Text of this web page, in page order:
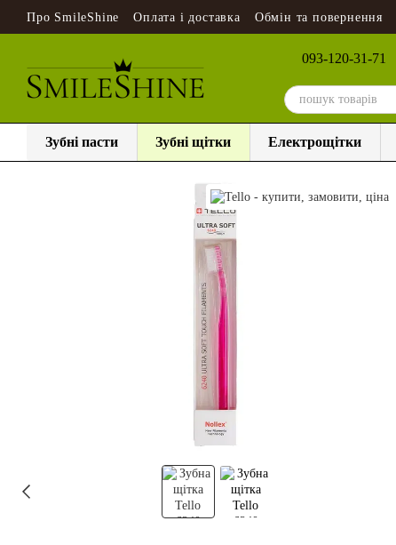
Перейти до основного контенту
Про SmileShine Оплата і доставка Обмін та повернення
093-120-31-71
Зубні пасти Зубні щітки Електрощітки